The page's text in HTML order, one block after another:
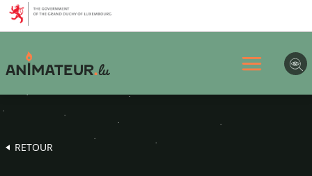
Aller
au
menu
principal
Aller
au
contenu
Aller
au
pied
page
RETOUR